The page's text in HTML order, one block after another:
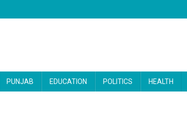
PUNJAB EDUCATION POLITICS HEALTH